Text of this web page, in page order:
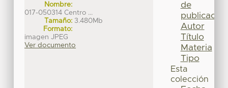
Nombre:
017-050314 Centro ...
Tamaño: 3.480Mb
Formato:
imagen JPEG
Ver documento
de
publicación
Autor
Título
Materia
Tipo
Esta
colección